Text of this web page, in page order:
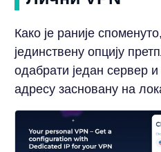
Како је раније
јединствену опцију
одабрати један сервер
адресу засновану на